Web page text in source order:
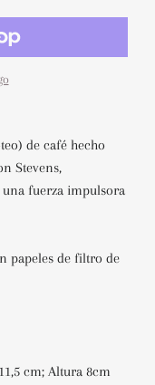
de café hecho
Stevens,
fuerza impulsora
papeles de filtro de
cm; Altura 8cm